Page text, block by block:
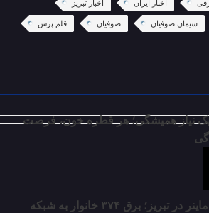
اخبار ایران اخبار تبریز
سیمان صوفیان صوفیان قلم پرس
یک نیاز همیشگی؛ هر قطره خون، فرصت
کشف ۳۴ ماینر در تبریز؛ برق ۳۷۴ خانوار به شبکه